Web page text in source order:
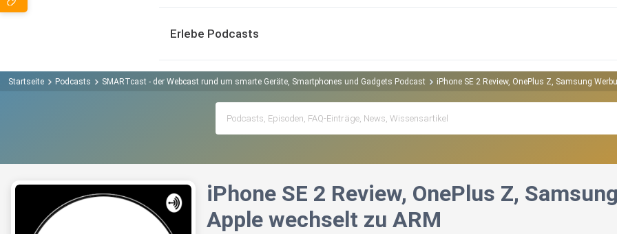
Erlebe Podcasts
Startseite Podcasts SMARTcast - der Webcast rund um smarte Geräte, Smartphones und Gadgets Podcast iPhone SE 2 Review, OnePlus Z, Samsung
iPhone SE 2 Review, OnePlus Z,
Apple wechselt zu ARM